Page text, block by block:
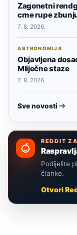
Zagonetni
crne rupe
7. 8. 2026.
ASTRONOMIJA
Objavljena
Mliječne staze
7. 8. 2026.
Sve novosti
REDDIT
Podijelite
članke.
Otvori